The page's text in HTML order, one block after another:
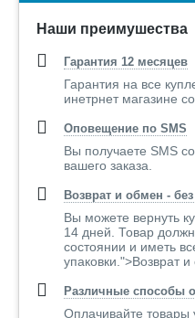
Наши преимушества
Гарантия 12 месяцев
Гарантия на все
инетрнет магазине
Оповещение по SMS
Вы получаете SMS
вашего заказа.
Возврат и обмен -
Вы можете вернуть
14 дней. Товар
состоянии и иметь
упаковки.">Возврат
Различные способы
Оплачивайте